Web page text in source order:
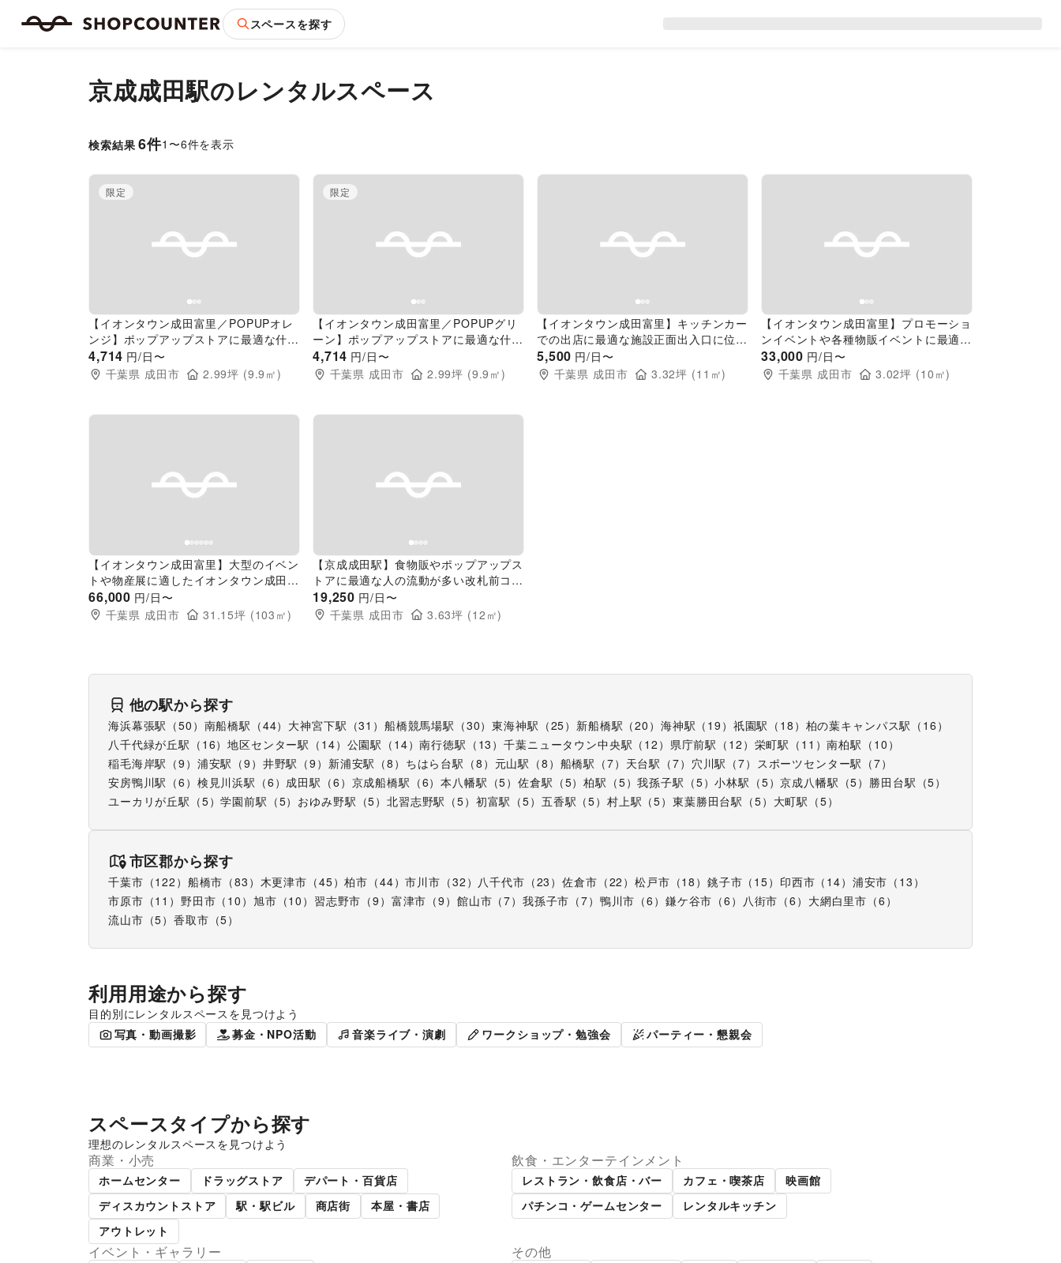
スペースを探す
京成成田駅のレンタルスペース
検索結果 6件1 〜6件を表示
Previous slide
限定
【イオンタウン成田富里／POPUPオレ
ンジ】ポップアップストアに最適な什器
も充実したポップアップストア特設スペ
ース
4,714 円/日〜
千葉県 成田市 2.99坪 (9.9 ㎡)
Previous slide
限定
【イオンタウン成田富里／POPUPグリ
ーン】ポップアップストアに最適な什器
も充実したポップアップストア特設スペ
ース
4,714 円/日〜
千葉県 成田市 2.99坪 (9.9 ㎡)
Previous slide
【イオンタウン成田富里】キッチンカー
での出店に最適な施設正面出入口に位置
する視認性抜群の屋外スペース
5,500 円/日〜
千葉県 成田市 3.32坪 (11 ㎡)
Previous slide
【イオンタウン成田富里】プロモーショ
ンイベントや各種物販イベントに最適な
施設正面出入口に位置するイベントスペ
ース
33,000 円/日〜
千葉県 成田市 3.02坪 (10 ㎡)
Previous slide
【イオンタウン成田富里】大型のイベン
トや物産展に適したイオンタウン成田富
里の中央に位置するイベントスペース
66,000 円/日〜
千葉県 成田市 31.15坪 (103 ㎡)
Previous slide
【京成成田駅】食物販やポップアップス
トアに最適な人の流動が多い改札前コン
コース
19,250 円/日〜
千葉県 成田市 3.63坪 (12 ㎡)
他の駅から探す
海浜幕張駅 （50 ） 南船橋駅 （44） 大神宮下駅 （31 ） 船橋競馬場駅 （30）東海神駅 （25） 新船橋駅 （20 ） 海神駅 （ 19 ） 祇園駅 （ 18 ） 柏の葉キャンパス駅 （ 16 ）
八千代緑が丘駅 （ 16）地区センター駅 （ 14） 公園駅 （ 14）南行徳駅 （ 13 ）千葉ニュータウン中央駅 （ 12 ） 県庁前駅 （ 12 ） 栄町駅 （ 11 ）南柏駅 （ 10 ）
稲毛海岸駅 （9 ） 浦安駅 （9 ） 井野駅 （9 ） 新浦安駅 （8 ） ちはら台駅 （8 ） 元山駅 （8 ） 船橋駅 （7） 天台駅 （7） 穴川駅 （7） スポーツセンター駅 （7）
安房鴨川駅 （6 ） 検見川浜駅 （6 ） 成田駅 （6 ） 京成船橋駅 （6）本八幡駅 （5）佐倉駅 （5）柏駅 （5）我孫子駅 （5）小林駅 （5）京成八幡駅 （5） 勝田台駅 （5）
ユーカリが丘駅 （5）学園前駅 （5） おゆみ野駅 （5）北習志野駅 （5） 初富駅 （5） 五香駅 （5） 村上駅 （5） 東葉勝田台駅 （5） 大町駅 （5）
市区郡から探す
千葉市 （122 ） 船橋市 （83 ） 木更津市 （45）柏市 （44）市川市 （32 ） 八千代市 （23 ）佐倉市 （22 ）松戸市 （18 ） 銚子市 （ 15） 印西市 （ 14） 浦安市 （ 13 ）
市原市 （11 ） 野田市 （ 10 ） 旭市 （10 ） 習志野市 （9 ） 富津市 （9 ） 館山市 （7） 我孫子市 （7） 鴨川市 （6 ） 鎌ケ谷市 （6 ） 八街市 （6 ） 大網白里市 （6 ）
流山市 （5）香取市 （5）
利用用途から探す
目的別にレンタルスペースを見つけよう
ポップアップストア 食品販売 販促イベント 展示会・個展
写真・動画撮影 募金・NPO活動 音楽ライブ・演劇 ワークショップ・勉強会 パーティー・懇親会
スペースタイプから探す
理想のレンタルスペースを見つけよう
ショッピングモール スーパーマーケット ギャラリー・貸し画廊 路面店舗
商業・小売
ホームセンター ドラッグストア
デパート・百貨店
ディスカウントストア
駅・駅ビル 商店街
本屋・書店
アウトレット
飲食・エンターテインメント
レストラン・飲食店・バー カフェ・喫茶店
映画館
パチンコ・ゲームセンター
レンタルキッチン
イベント・ギャラリー その他